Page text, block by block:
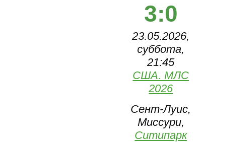
3:0
23.05.2026,
суббота,
21:45
США. МЛС
2026
Сент-Луис,
Миссури,
Ситипарк